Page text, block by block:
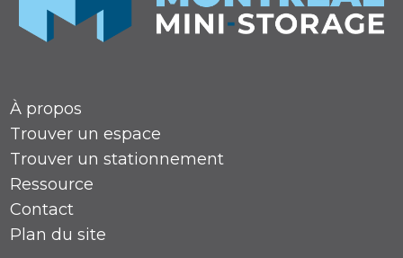
À propos
Trouver un espace
Trouver un stationnement
Ressource
Contact
Plan du site